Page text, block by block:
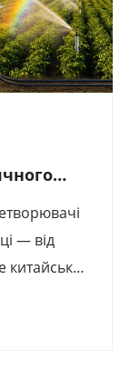
— від
китайські